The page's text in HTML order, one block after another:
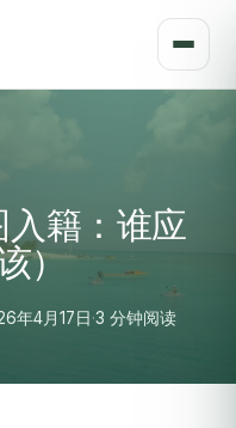
籍：谁应
）
年4月17日·3 分钟阅读